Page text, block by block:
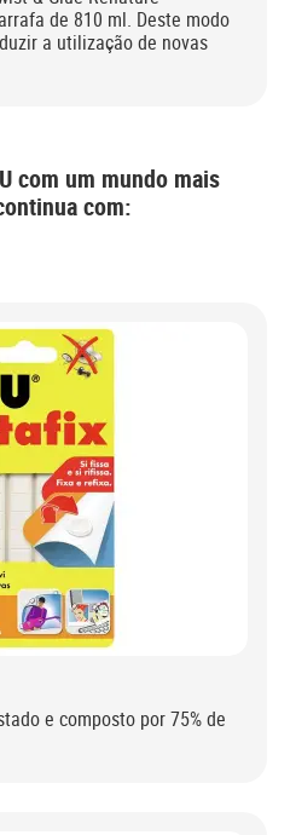
de 810 ml. Deste modo
a utilização de novas
com um mundo mais
com:
e composto por 75% de